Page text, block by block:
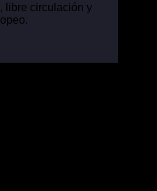
libre circulación y